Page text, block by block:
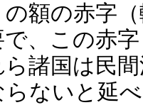
額の赤字
、この赤
諸国は民
ないと延